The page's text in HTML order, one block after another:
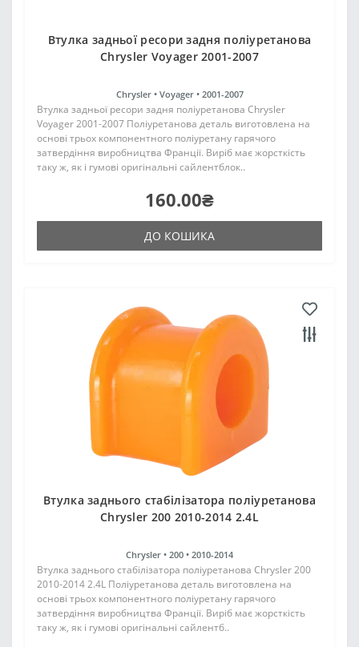
Втулка задньої ресори задня поліуретанова
Chrysler Voyager 2001-2007
Chrysler • Voyager • 2001-2007
Втулка задньої ресори задня поліуретанова Chrysler
Voyager 2001-2007 Поліуретанова деталь виготовлена на
основі трьох компонентного поліуретану гарячого
затвердіння виробництва Франції. Виріб має жорсткість
таку ж, як і гумові оригінальні сайлентблок..
160.00₴
ДО КОШИКА
Втулка заднього стабілізатора поліуретанова
Chrysler 200 2010-2014 2.4L
Chrysler • 200 • 2010-2014
Втулка заднього стабілізатора поліуретанова Chrysler 200
2010-2014 2.4L Поліуретанова деталь виготовлена на
основі трьох компонентного поліуретану гарячого
затвердіння виробництва Франції. Виріб має жорсткість
таку ж, як і гумові оригінальні сайлентб..